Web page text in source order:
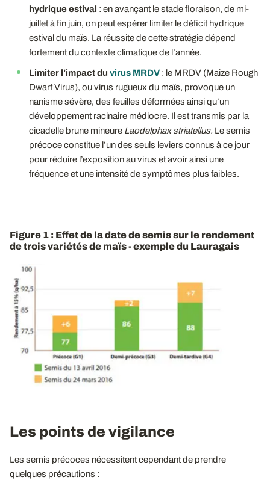
hydrique estival : en avançant le stade floraison, de mi-
juillet à fin juin, on peut espérer limiter le déficit hydrique
estival du maïs. La réussite de cette stratégie dépend
fortement du contexte climatique de l’année.
Limiter l’impact du virus MRDV : le MRDV (Maize Rough
Dwarf Virus), ou virus rugueux du maïs, provoque un
nanisme sévère, des feuilles déformées ainsi qu’un
développement racinaire médiocre. Il est transmis par la
cicadelle brune mineure Laodelphax striatellus. Le semis
précoce constitue l’un des seuls leviers connus à ce jour
pour réduire l’exposition au virus et avoir ainsi une
fréquence et une intensité de symptômes plus faibles.
Figure 1 : Effet de la date de semis sur le rendement
de trois variétés de maïs - exemple du Lauragais
Les points de vigilance
Les semis précoces nécessitent cependant de prendre
quelques précautions :